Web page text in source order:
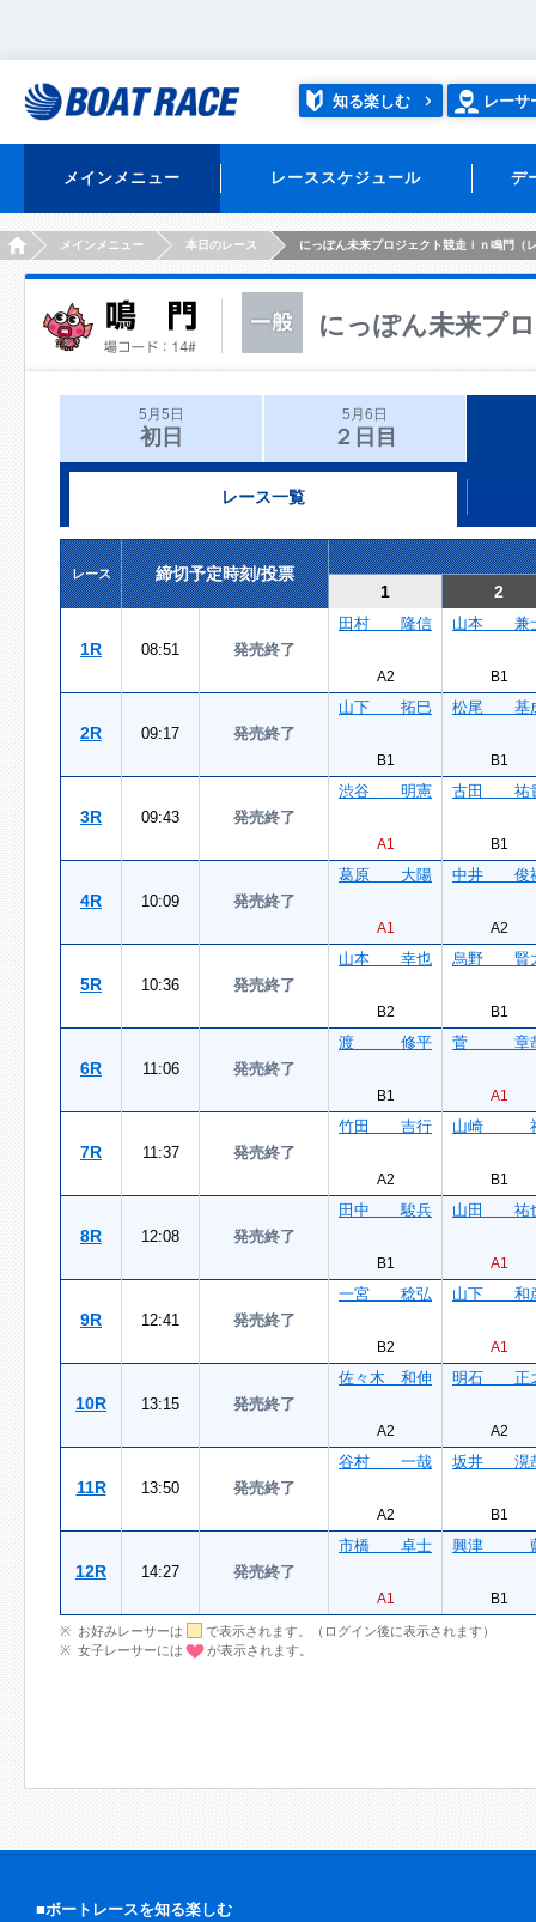
知る楽しむ レーサ
メインメニュー レーススケジュール デ
HOMEメインメニュー 本日のレース にっぽん未来プロジェクト競走ｉｎ鳴門（
にっぽん未来プ
5月5日
初日
5月6日
２日目
レース一覧
レース
締切予定時刻/投票
1
2
1R 08:51 発売終了
田村 隆信
A2
山本 兼
B1
2R 09:17 発売終了
山下 拓巳
B1
松尾 基
B1
3R 09:43 発売終了
渋谷 明憲
A1
古田 祐
B1
4R 10:09 発売終了
葛原 大陽
A1
中井 俊
A2
5R 10:36 発売終了
山本 幸也
B2
烏野 賢
B1
6R 11:06 発売終了
渡 修平
B1
菅 章
A1
7R 11:37 発売終了
竹田 吉行
A2
山崎
B1
8R 12:08 発売終了
田中 駿兵
B1
山田 祐
A1
9R 12:41 発売終了
一宮 稔弘
B2
山下 和
A1
10R 13:15 発売終了
佐々木 和伸
A2
明石 正
A2
11R 13:50 発売終了
谷村 一哉
A2
坂井 滉
B1
12R 14:27 発売終了
市橋 卓士
A1
興津
B1
お好みレーサーは
で表示されます。（ログイン後に表示されます）
女子レーサーには
が表示されます。
■ボートレースを知る楽しむ